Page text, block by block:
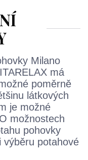
Milano
má
poměrně
látkových
je možné
možnostech
pohovky
výběru potahové